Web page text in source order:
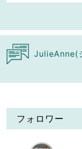
JulieAnne(
フォロワー